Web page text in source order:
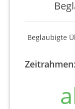
Beglaubigte
Zeitrahmen: